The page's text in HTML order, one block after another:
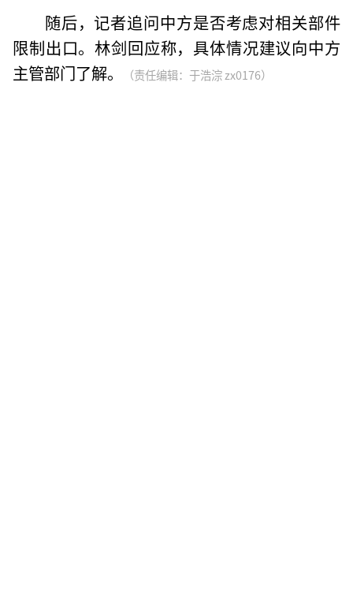
随后，记者追问中方是否考虑对相关部件
限制出口。林剑回应称，具体情况建议向中方
主管部门了解。
（责任编辑：于浩淙 zx0176）